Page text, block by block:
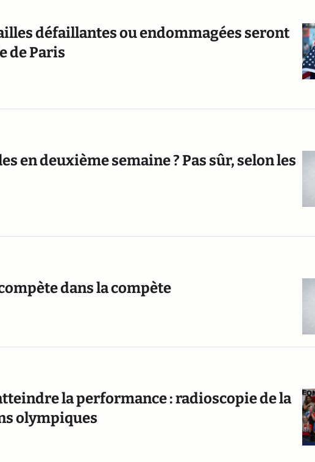
défaillantes ou endommagées seront
de Paris
en deuxième semaine ? Pas sûr, selon les
dans la compète
la performance : radioscopie de la
olympiques